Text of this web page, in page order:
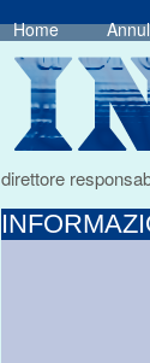
Home
direttore